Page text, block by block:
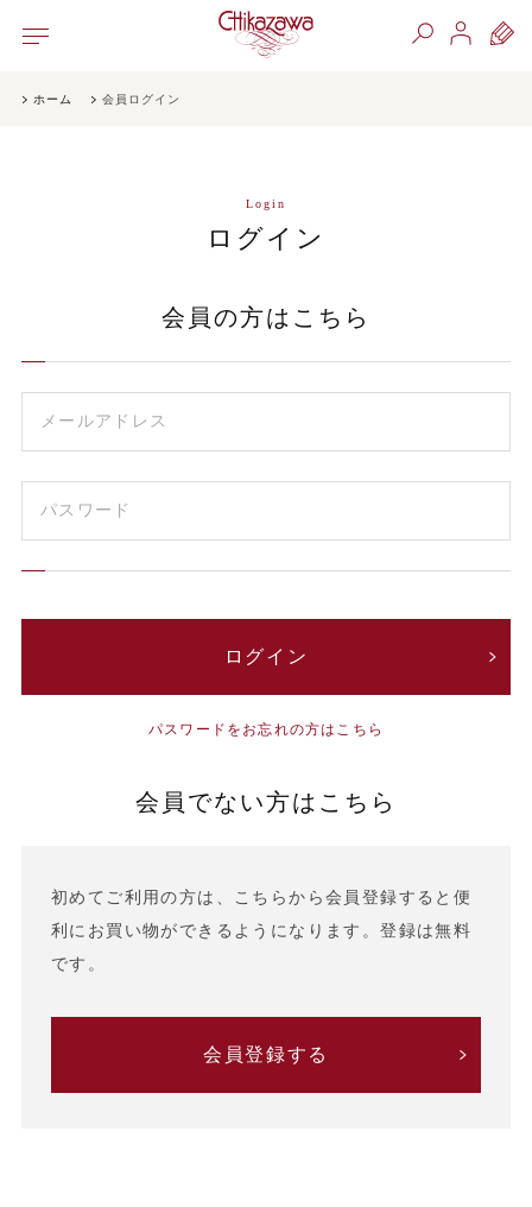
ホーム 会員ログイン
Login
ログイン
会員の方はこちら
パスワードをお忘れの方はこちら
会員でない方はこちら
初めてご利用の方は、こちらから会員登録すると便
利にお買い物ができるようになります。登録は無料
です。
会員登録する